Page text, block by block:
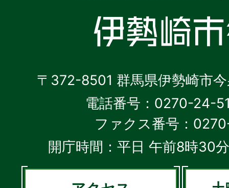
〒372-8501 群馬県伊勢崎市
電話番号：0270-24-
ファクス番号：
開庁時間：平日 午前8時30